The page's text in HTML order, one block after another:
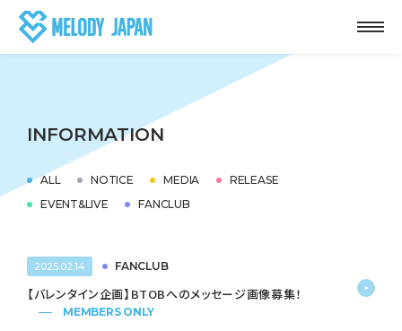
INFORMATION
ALL NOTICE MEDIA
RELEASE
EVENT&LIVE
FANCLUB
2025.02.14 FANCLUB
【バレンタイン企画】BTOBへのメッセージ画像募集！
MEMBERS ONLY